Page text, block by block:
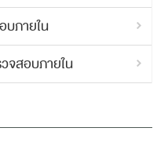
บภายใน
จสอบภายใน